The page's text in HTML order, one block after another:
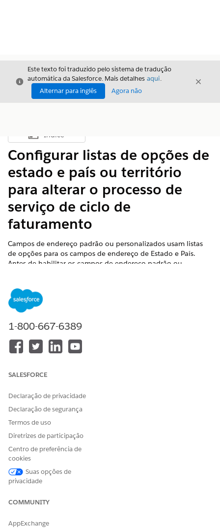
Fechar
Este texto foi traduzido pelo sistema de tradução
automática da Salesforce. Mais detalhes aqui.
Alternar para inglês
Agora não
Fechar
Mostrar índice
Índice
Configurar listas de opções de
estado e país ou território
para alterar o processo de
serviço de ciclo de
faturamento
Campos de endereço padrão ou personalizados usam listas
de opções para os campos de endereço de Estado e País.
Antes de habilitar os campos de endereço padrão ou
continuidade e a integridade dos dados com dados e
personalizações de estado, país e território existentes.
Disponível em: Lightning Experience
PERMISSÕES DE USUÁRIO NECESSÁRIAS
Para configurar listas de
faturamento:
Para configurar listas de opções de estado e país/território,
selecione os estados e países que deseja disponibilizar na sua
organização do Salesforce. Consulte
opções de estado e país/território
1-800-667-6389
SALESFORCE
Declaração de privacidade
Declaração de segurança
Termos de uso
Diretrizes de participação
Centro de preferência de
cookies
Suas opções de
privacidade
COMMUNITY
AppExchange